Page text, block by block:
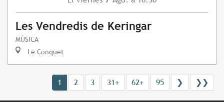
Les Vendredis de Keringar
MÚSICA
Le Conquet
1 2 3 31+ 62+ 95 ❯ ❯❯